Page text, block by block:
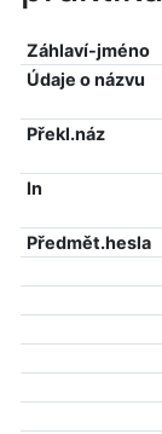
Záhlaví-jméno
Údaje o názvu
Překl.náz
In
Předmět.hesla